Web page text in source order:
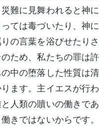
難に見舞われると神に
ては毒づいたり、神に
の言葉を浴びせたりさ
ため、私たちの罪は許
中の堕落した性質は清
ます。主イエスが行わ
人類の贖いの働きであ
きではないからです。